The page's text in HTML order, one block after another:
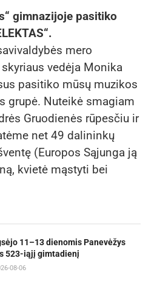
gimnazijoje pasitiko
mero
vedėja Monika
pasitiko mūsų muzikos
grupė. Nuteikė smagiam
Gruodienės rūpesčiu ir
net 49 dalininkų
(Europos Sąjunga ją
kvietė mąstyti bei
11–13 dienomis Panevėžys
523-iąjį gimtadienį
08-06